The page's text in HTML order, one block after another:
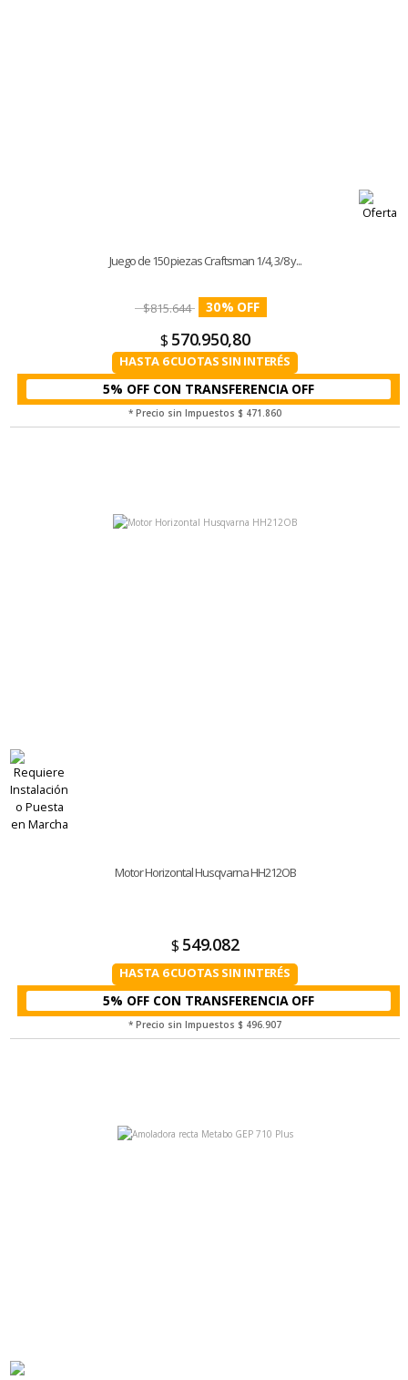
Juego de 150 piezas Craftsman 1/4, 3/8 y...
$815.644 30%
$ 570.950,80
HASTA 6 CUOTAS SIN INTERÉS
5% OFF CON TRANSFERENCIA
* Precio sin Impuestos $ 471.860
Motor Horizontal Husqvarna HH212OB
$ 549.082
HASTA 6 CUOTAS SIN INTERÉS
5% OFF CON TRANSFERENCIA
* Precio sin Impuestos $ 496.907